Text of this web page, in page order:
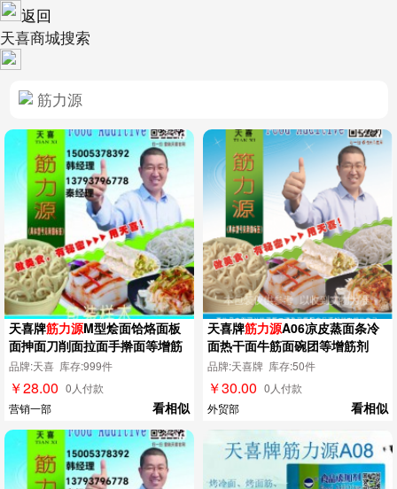
返回
天喜商城搜索
天喜牌筋力源M型烩面饸烙面板
面抻面刀削面拉面手擀面等增筋
剂
品牌:天喜 库存:999件
￥28.00 0人付款
营销一部
看相似
天喜牌筋力源A06凉皮蒸面条冷
面热干面牛筋面碗团等增筋剂
品牌:天喜牌 库存:50件
￥30.00 0人付款
外贸部
看相似